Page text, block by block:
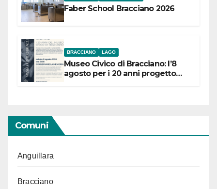
Faber School Bracciano 2026
BRACCIANO LAGO
Museo Civico di Bracciano: l’8
agosto per i 20 anni progetto
Comuni
Anguillara
Bracciano